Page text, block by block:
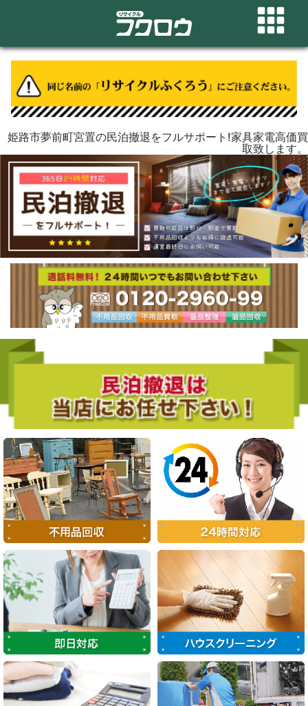
姫路市夢前町宮置の民泊撤退をフルサポート!家具家電高価買
取致します。